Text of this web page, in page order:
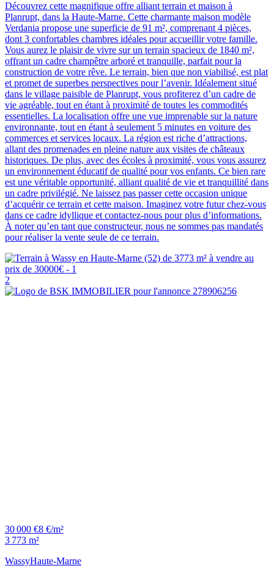
Découvrez cette magnifique offre alliant terrain et maison à
Planrupt, dans la Haute-Marne. Cette charmante maison modèle
Verdania propose une superficie de 91 m², comprenant 4 pièces,
dont 3 confortables chambres idéales pour accueillir votre famille.
Vous aurez le plaisir de vivre sur un terrain spacieux de 1840 m²,
offrant un cadre champêtre arboré et tranquille, parfait pour la
construction de votre rêve. Le terrain, bien que non viabilisé, est plat
et promet de superbes perspectives pour l’avenir. Idéalement situé
dans le village paisible de Planrupt, vous profiterez d’un cadre de
vie agréable, tout en étant à proximité de toutes les commodités
essentielles. La localisation offre une vue imprenable sur la nature
environnante, tout en étant à seulement 5 minutes en voiture des
commerces et services locaux. La région est riche d’attractions,
allant des promenades en pleine nature aux visites de châteaux
historiques. De plus, avec des écoles à proximité, vous vous assurez
un environnement éducatif de qualité pour vos enfants. Ce bien rare
est une véritable opportunité, alliant qualité de vie et tranquillité dans
un cadre privilégié. Ne laissez pas passer cette occasion unique
d’acquérir ce terrain et cette maison. Imaginez votre futur chez-vous
dans ce cadre idyllique et contactez-nous pour plus d’informations.
À noter qu’en tant que constructeur, nous ne sommes pas mandatés
pour réaliser la vente seule de ce terrain.
2
30 000 €8 €/m²
3 773 m²
WassyHaute-Marne